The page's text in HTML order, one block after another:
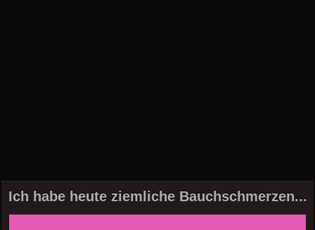
Ich habe heute ziemliche Bauchschmerzen...